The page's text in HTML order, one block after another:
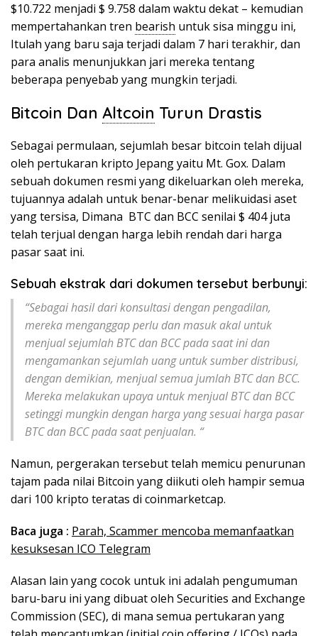
$10.722 menjadi $ 9.758 dalam waktu dekat – kemudian
mempertahankan tren bearish untuk sisa minggu ini,
Itulah yang baru saja terjadi dalam 7 hari terakhir, dan
para analis menunjukkan jari mereka tentang
beberapa penyebab yang mungkin terjadi.
Bitcoin Dan Altcoin Turun Drastis
Sebagai permulaan, sejumlah besar bitcoin telah dijual
oleh pertukaran kripto Jepang yaitu Mt. Gox. Dalam
sebuah dokumen resmi yang dikeluarkan oleh mereka,
tujuannya adalah untuk benar-benar melikuidasi aset
yang tersisa, Dimana BTC dan BCC senilai $ 404 juta
telah terjual dengan harga lebih rendah dari harga
pasar saat ini.
Sebuah ekstrak dari dokumen tersebut berbunyi:
“Sebagai hasil dari konsultasi dengan pengadilan,
mereka menganggap perlu dan masuk akal untuk
menjual sejumlah BTC dan BCC pada saat ini dan
mengamankan sejumlah uang untuk sumber distribusi,
dengan demikian, menjual semua jumlah BTC dan BCC.
Mereka melakukan upaya untuk menjual BTC dan BCC
setinggi mungkin dengan harga yang sesuai harga pasar
BTC dan BCC pada saat penjualan. “
Namun, pergerakan tersebut telah memicu penurunan
tajam pada nilai Bitcoin yang diikuti oleh hampir semua
dari 100 kripto teratas di coinmarketcap.
Baca juga : Parah, Scammer mencoba memanfaatkan
kesuksesan ICO Telegram
Alasan lain yang cocok untuk ini adalah pengumuman
baru-baru ini yang dibuat oleh Securities and Exchange
Commission (SEC), di mana semua pertukaran yang